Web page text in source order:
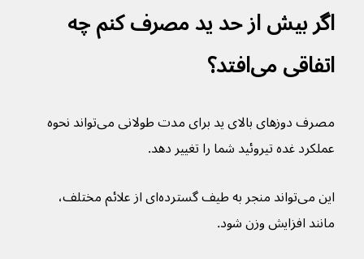
اگر بیش از حد ید مصرف کنم چه
اتفاقی می‌افتد؟
مصرف دوزهای بالای ید برای مدت طولانی می‌تواند نحوه
عملکرد غده تیروئید شما را تغییر دهد.
این می‌تواند منجر به طیف گسترده‌ای از علائم مختلف،
مانند افزایش وزن شود.